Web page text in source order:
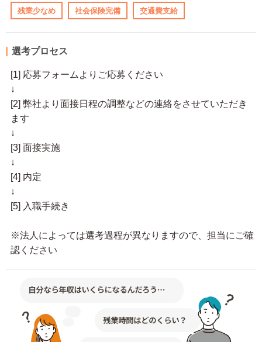
残業少なめ 社会保険完備 交通費支給
選考プロセス
[1] 応募フォームよりご応募ください
↓
[2] 弊社より面接日程の調整などの連絡をさせていただき
ます
↓
[3] 面接実施
↓
[4] 内定
↓
[5] 入職手続き
※法人によっては選考過程が異なりますので、担当にご確
認ください